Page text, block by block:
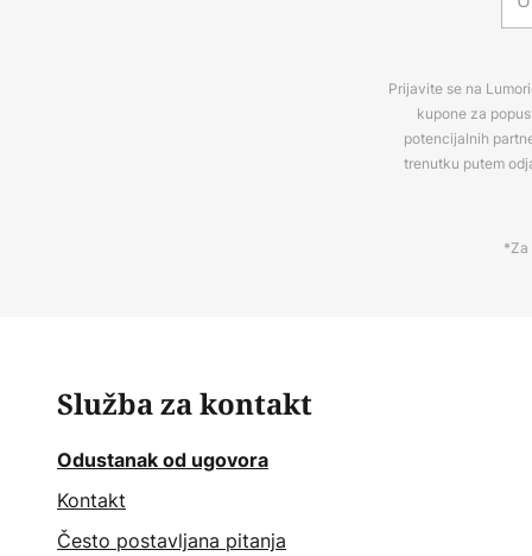
Prijavite se na
kupone za
potencijalnih
trenutku putem
*Za
Služba za kontakt
Odustanak od ugovora
Kontakt
Često postavljana pitanja